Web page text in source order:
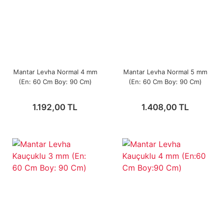
Mantar Levha Normal 4 mm
(En: 60 Cm Boy: 90 Cm)
1.192,00 TL
Mantar Levha Normal 5 mm
(En: 60 Cm Boy: 90 Cm)
1.408,00 TL